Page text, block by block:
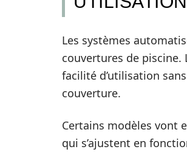
Les systèmes
couvertures de
facilité d’utilisation
couverture.
Certains modèles vont
qui s’ajustent en